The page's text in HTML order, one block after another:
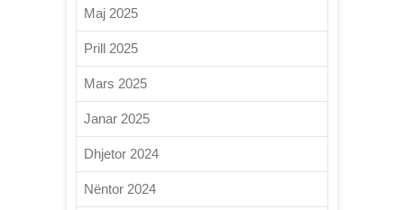
Maj 2025
Prill 2025
Mars 2025
Janar 2025
Dhjetor 2024
Nëntor 2024